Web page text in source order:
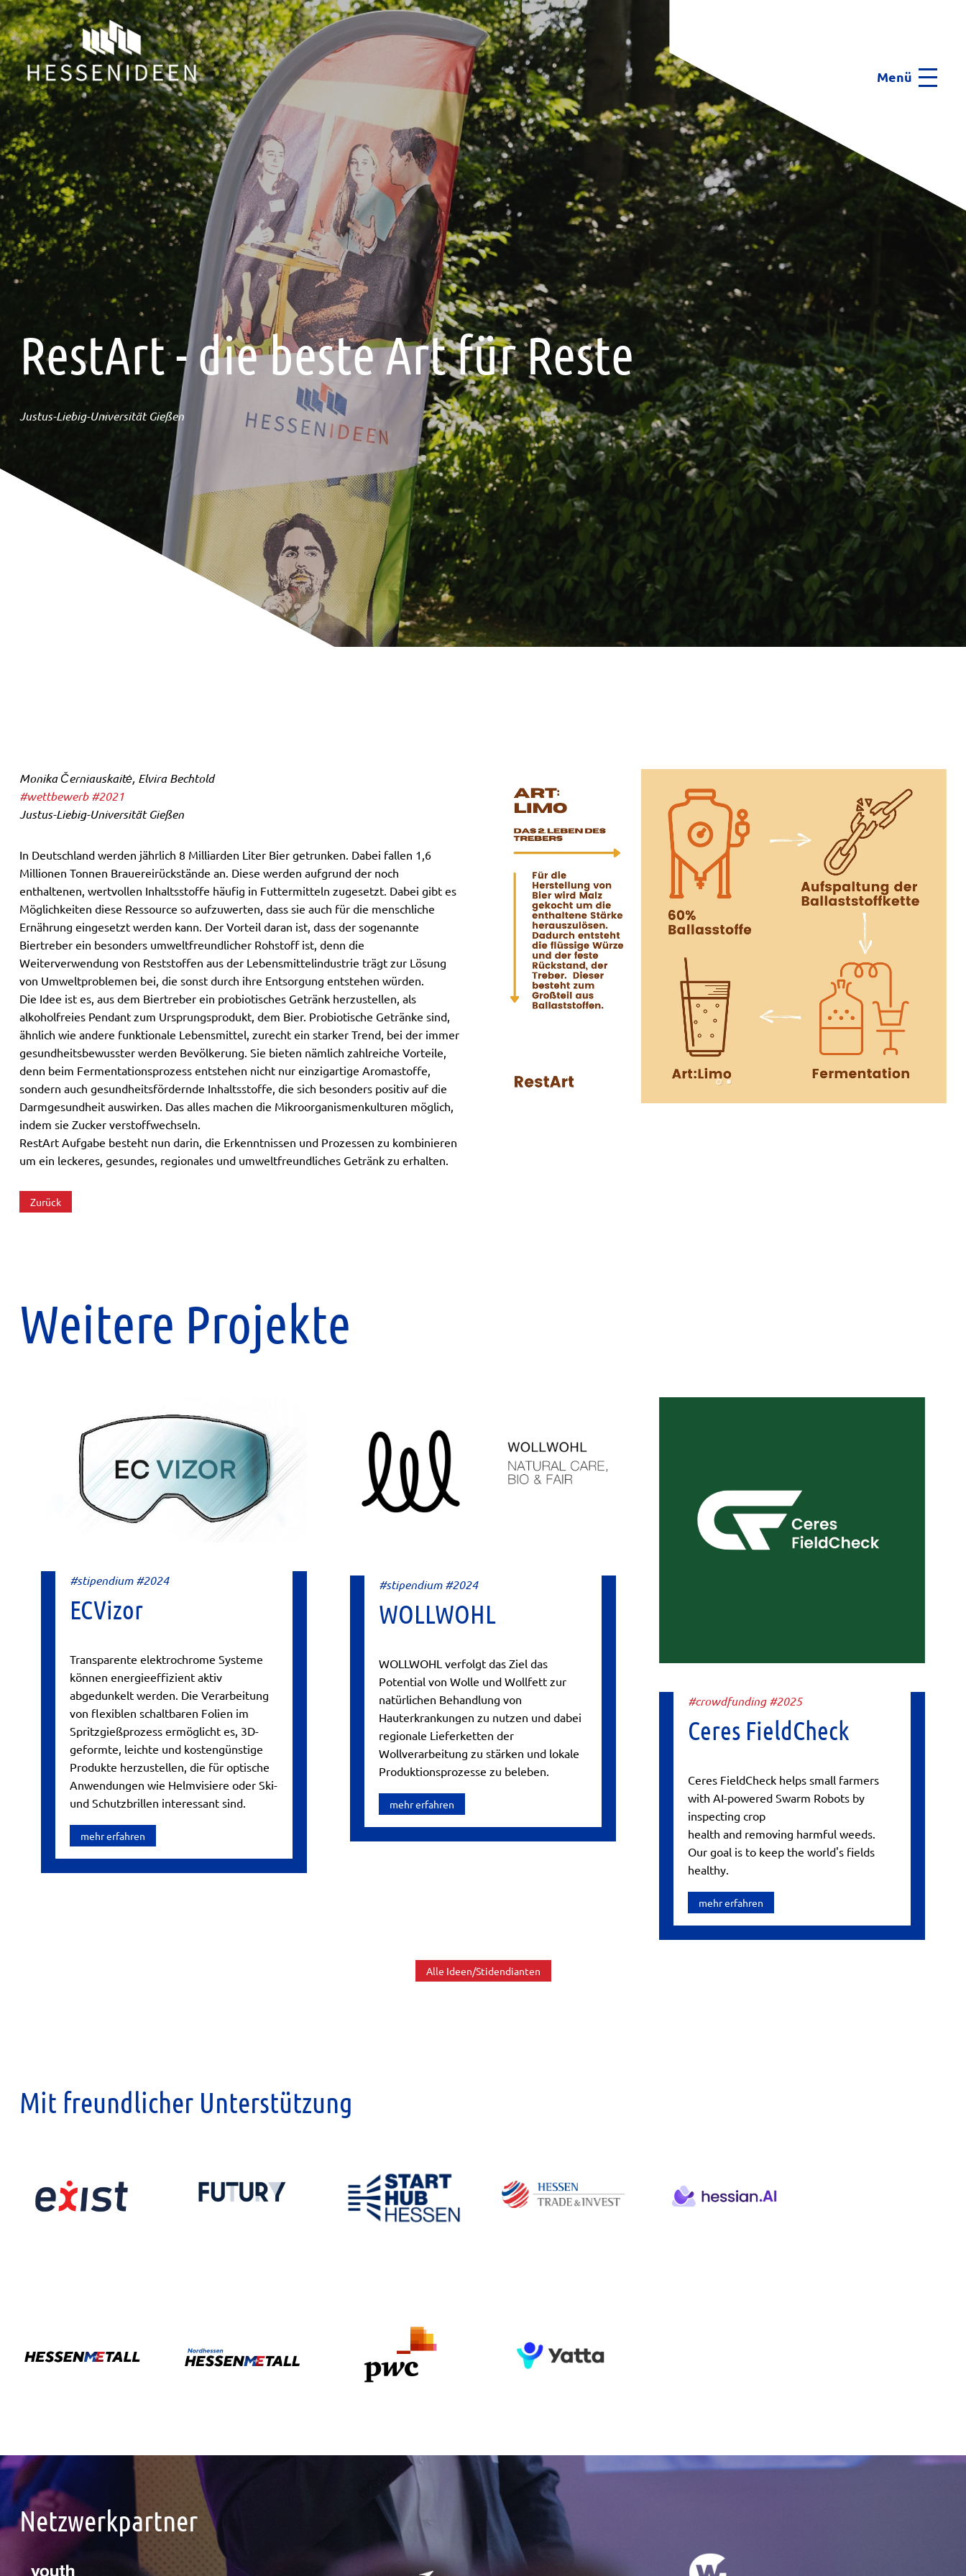
Menü Menu
RestArt - die beste Art für Reste
Justus-Liebig-Universität Gießen
Monika Černiauskaitė, Elvira Bechtold
#wettbewerb #2021
Justus-Liebig-Universität Gießen
In Deutschland werden jährlich 8 Milliarden Liter Bier getrunken. Dabei fallen 1,6
Millionen Tonnen Brauereirückstände an. Diese werden aufgrund der noch
enthaltenen, wertvollen Inhaltsstoffe häufig in Futtermitteln zugesetzt. Dabei gibt es
Möglichkeiten diese Ressource so aufzuwerten, dass sie auch für die menschliche
Ernährung eingesetzt werden kann. Der Vorteil daran ist, dass der sogenannte
Biertreber ein besonders umweltfreundlicher Rohstoff ist, denn die
Weiterverwendung von Reststoffen aus der Lebensmittelindustrie trägt zur Lösung
von Umweltproblemen bei, die sonst durch ihre Entsorgung entstehen würden.
Die Idee ist es, aus dem Biertreber ein probiotisches Getränk herzustellen, als
alkoholfreies Pendant zum Ursprungsprodukt, dem Bier. Probiotische Getränke sind,
ähnlich wie andere funktionale Lebensmittel, zurecht ein starker Trend, bei der immer
gesundheitsbewusster werden Bevölkerung. Sie bieten nämlich zahlreiche Vorteile,
denn beim Fermentationsprozess entstehen nicht nur einzigartige Aromastoffe,
sondern auch gesundheitsfördernde Inhaltsstoffe, die sich besonders positiv auf die
Darmgesundheit auswirken. Das alles machen die Mikroorganismenkulturen möglich,
indem sie Zucker verstoffwechseln.
RestArt Aufgabe besteht nun darin, die Erkenntnissen und Prozessen zu kombinieren
um ein leckeres, gesundes, regionales und umweltfreundliches Getränk zu erhalten.
Zurück
Weitere Projekte
#stipendium #2024
ECVizor
Transparente elektrochrome Systeme
können energieeffizient aktiv
abgedunkelt werden. Die Verarbeitung
von flexiblen schaltbaren Folien im
Spritzgießprozess ermöglicht es, 3D-
geformte, leichte und kostengünstige
Produkte herzustellen, die für optische
Anwendungen wie Helmvisiere oder Ski-
und Schutzbrillen interessant sind.
mehr erfahren
#stipendium #2024
WOLLWOHL
WOLLWOHL verfolgt das Ziel das
Potential von Wolle und Wollfett zur
natürlichen Behandlung von
Hauterkrankungen zu nutzen und dabei
regionale Lieferketten der
Wollverarbeitung zu stärken und lokale
Produktionsprozesse zu beleben.
mehr erfahren
#crowdfunding #2025
Ceres FieldCheck
Ceres FieldCheck helps small farmers
with AI-powered Swarm Robots by
inspecting crop
health and removing harmful weeds.
Our goal is to keep the world's fields
healthy.
mehr erfahren
Alle Ideen/Stidendianten
Mit freundlicher Unterstützung
Netzwerkpartner